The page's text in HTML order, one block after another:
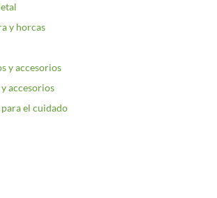
y horcas
y accesorios
accesorios
el cuidado